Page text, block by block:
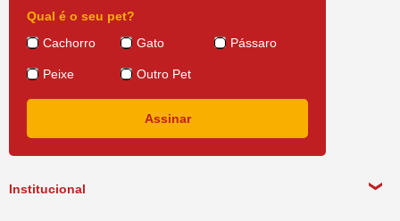
Institucional
Qual é o seu pet?
Cachorro
Gato Pássaro
Peixe Outro Pet